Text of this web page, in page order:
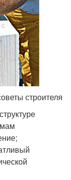
строителя